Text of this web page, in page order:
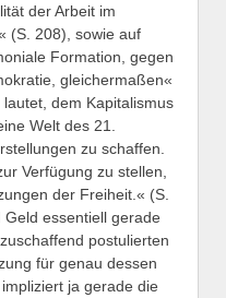
der Arbeit im
(S. 208), sowie auf
Formation, gegen
gleichermaßen«
dem Kapitalismus
Welt des 21.
zu schaffen.
Verfügung zu stellen,
der Freiheit.« (S.
essentiell gerade
postulierten
für genau dessen
ja gerade die